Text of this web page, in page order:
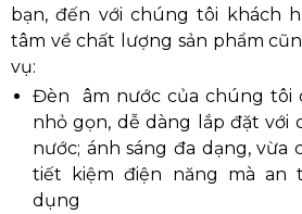
bạn, đến với chúng tôi khách
tâm về chất lượng sản phẩm
vụ:
Đèn âm nước của chúng tôi
nhỏ gọn, dễ dàng lắp đặt với
nước; ánh sáng đa dạng, vừa
tiết kiệm điện năng mà an
dụng